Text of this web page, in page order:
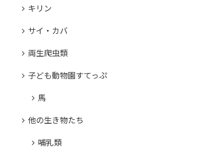
キリン
サイ・カバ
両生爬虫類
子ども動物園すてっぷ
馬
他の生き物たち
哺乳類